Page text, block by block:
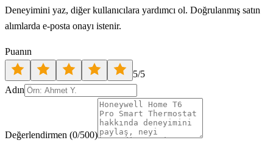
Deneyimini yaz, diğer kullanıcılara yardımcı ol. Doğrulanmış satın
alımlarda e-posta onayı istenir.
Puanın
5/5
Adın
Değerlendirmen (0/500)